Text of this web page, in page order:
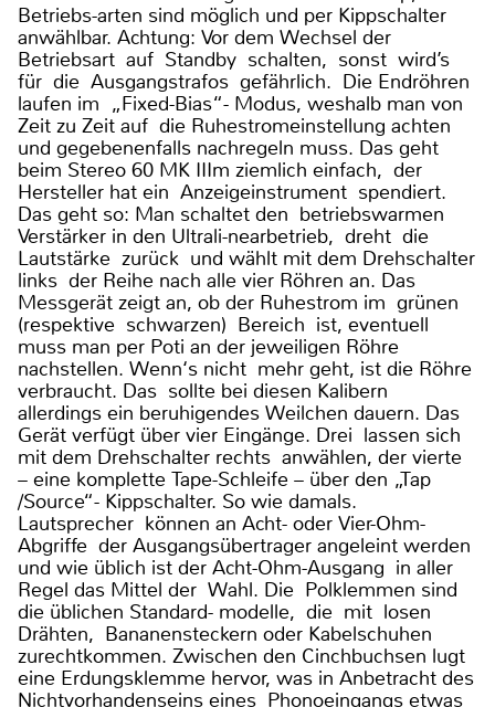
Betriebs-arten sind möglich und per Kippschalter
anwählbar. Achtung: Vor dem Wechsel der
Betriebsart auf Standby schalten, sonst wird’s
für die Ausgangstrafos gefährlich. Die Endröhren
laufen im „Fixed-Bias“- Modus, weshalb man von
Zeit zu Zeit auf die Ruhestromeinstellung achten
und gegebenenfalls nachregeln muss. Das geht
beim Stereo 60 MK IIIm ziemlich einfach, der
Hersteller hat ein Anzeigeinstrument spendiert.
Das geht so: Man schaltet den betriebswarmen
Verstärker in den Ultrali-nearbetrieb, dreht die
Lautstärke zurück und wählt mit dem Drehschalter
links der Reihe nach alle vier Röhren an. Das
Messgerät zeigt an, ob der Ruhestrom im grünen
(respektive schwarzen) Bereich ist, eventuell
muss man per Poti an der jeweiligen Röhre
nachstellen. Wenn‘s nicht mehr geht, ist die Röhre
verbraucht. Das sollte bei diesen Kalibern
allerdings ein beruhigendes Weilchen dauern. Das
Gerät verfügt über vier Eingänge. Drei lassen sich
mit dem Drehschalter rechts anwählen, der vierte
– eine komplette Tape-Schleife – über den „Tap
/Source“- Kippschalter. So wie damals.
Lautsprecher können an Acht- oder Vier-Ohm-
Abgriffe der Ausgangsübertrager angeleint werden
und wie üblich ist der Acht-Ohm-Ausgang in aller
Regel das Mittel der Wahl. Die Polklemmen sind
die üblichen Standard- modelle, die mit losen
Drähten, Bananensteckern oder Kabelschuhen
zurechtkommen. Zwischen den Cinchbuchsen lugt
eine Erdungsklemme hervor, was in Anbetracht des
Nichtvorhandenseins eines Phonoeingangs etwas